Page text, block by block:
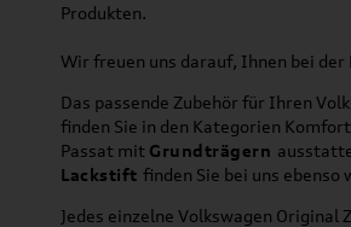
Produkten.
Wir freuen uns darauf, Ihnen bei
Das passende Zubehör für Ihren
finden Sie in den Kategorien
Passat mit Grundträgern
Lackstift finden Sie bei uns ebenso
Jedes einzelne Volkswagen